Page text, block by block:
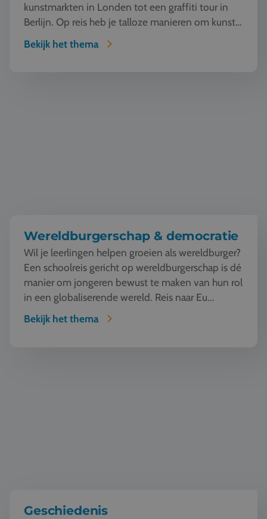
kunstmarkten in Londen tot een graffiti tour in
Berlijn. Op reis heb je talloze manieren om kunst
te beleven en...
Bekijk het thema
Wereldburgerschap & democratie
Wil je leerlingen helpen groeien als wereldburger?
Een schoolreis gericht op wereldburgerschap is dé
manier om jongeren bewust te maken van hun rol
in een globaliserende wereld. Reis naar Eu...
Bekijk het thema
Geschiedenis